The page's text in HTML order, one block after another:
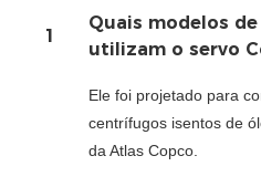
1
Quais modelos
utilizam o servo
Ele foi projetado para
centrífugos isentos de
da Atlas Copco.